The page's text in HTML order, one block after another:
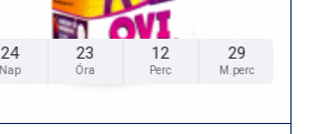
24
Nap
23
Óra
12
Perc
28
M.perc